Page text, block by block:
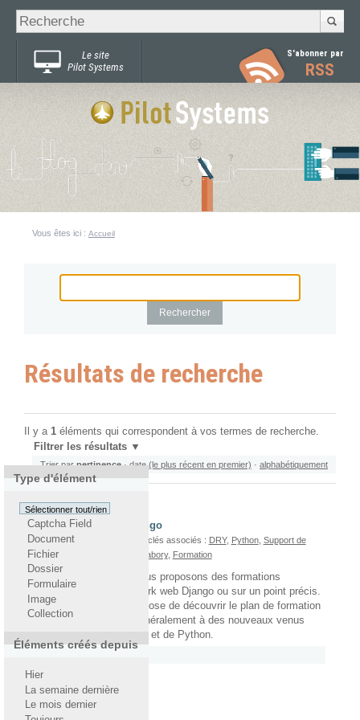
Chercher par
Recherche
avancée…
Le site
Pilot Systems
S'abonner par
RSS
Vous êtes ici : Accueil
Résultats de recherche
Il y a 1 éléments qui correspondent à vos termes de recherche.
Filtrer les résultats
Type d'élément
Sélectionner tout/rien
Captcha Field
Document
Fichier
Dossier
Formulaire
Image
Collection
Éléments créés depuis
Hier
La semaine dernière
Le mois dernier
Trier par pertinence · date (le plus récent en premier) · alphabétiquement
Plan de formation Django
ParYohann Gabory — Mots-clés associés : DRY, Python, Support de
formation
Yohann Gabory, Formation
Chez Pilot Systems, nous proposons des formations
généralistes au framework web Django ou sur un point précis.
Aujourd'hui, je vous propose de découvrir le plan de formation
que nous appliquons généralement à des nouveaux venus
dans l'univers de Django et de Python.